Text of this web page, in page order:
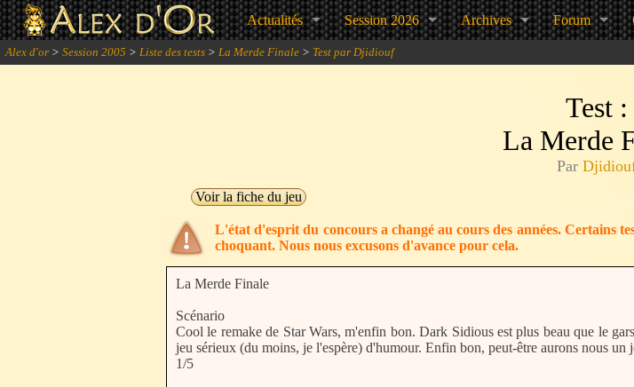
Actualités Session 2026 Archives Forum
Alex d'or > Session 2005 > Liste des tests > La Merde Finale > Test par Djidiouf
Test :
La Merde
Par
Voir la fiche du jeu
L'état d'esprit du concours a changé au cours des années. Certains
choquant. Nous nous excusons d'avance pour cela.
La Merde Finale
Scénario
Cool le remake de Star Wars, m'enfin bon. Dark Sidious est plus beau que le
jeu sérieux (du moins, je l'espère) d'humour. Enfin bon, peut-être aurons nous un
1/5